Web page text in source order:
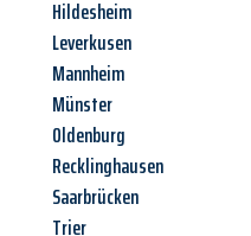
Hildesheim
Leverkusen
Mannheim
Münster
Oldenburg
Recklinghausen
Saarbrücken
Trier